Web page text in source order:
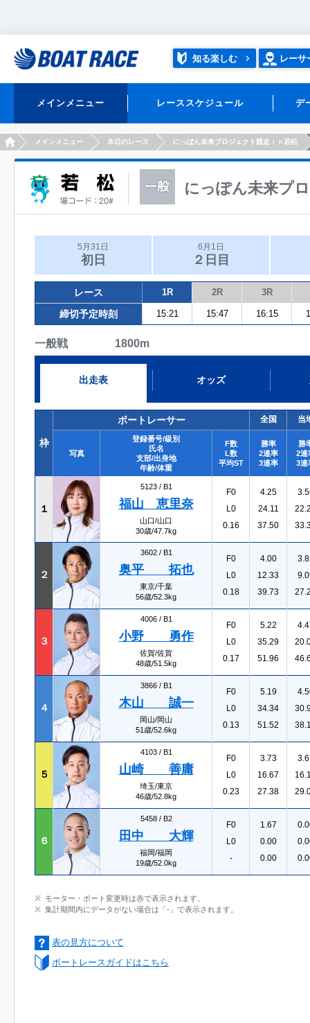
知る楽しむ レーサ
メインメニュー レーススケジュール デ
HOMEメインメニュー 本日のレース にっぽん未来プロジェクト競走ｉｎ若松
にっぽん未来プ
5月31日
初日
6月1日
２日目
レース 1R 2R 3R
締切予定時刻 15:21 15:47 16:15
一般戦 1800m
出走表 オッズ
枠
ボートレーサー 全国 当
写真
登録番号/級別
氏名
支部/出身地
年齢/体重
F数
L数
平均ST
勝率
2連率
3連率
勝
2連
3連
１
5123 / B1
福山 恵里奈
山口/山口
30歳/47.7kg
F0
L0
0.16
4.25
24.11
37.50
２
3602 / B1
奥平 拓也
東京/千葉
56歳/52.3kg
F0
L0
0.18
4.00
12.33
39.73
３
4006 / B1
小野 勇作
佐賀/佐賀
48歳/51.5kg
F0
L0
0.17
5.22
35.29
51.96
４
3866 / B1
木山 誠一
岡山/岡山
51歳/52.6kg
F0
L0
0.13
5.19
34.34
51.52
５
4103 / B1
山崎 善庸
埼玉/東京
46歳/52.8kg
F0
L0
0.23
3.73
16.67
27.38
６
5458 / B2
田中 大輝
福岡/福岡
19歳/52.0kg
F0
L0
-
1.67
0.00
0.00
モーター・ボート変更時は赤で表示されます。
集計期間内にデータがない場合は「-」で表示されます。
表の見方について
ボートレースガイドはこちら